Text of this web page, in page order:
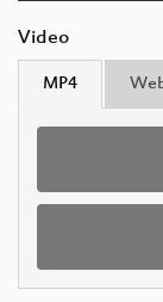
Video
MP4